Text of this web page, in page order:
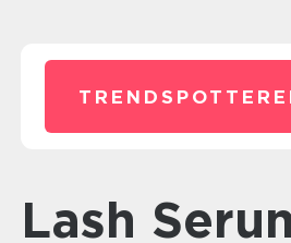
Lash Serum: Alt hvad du